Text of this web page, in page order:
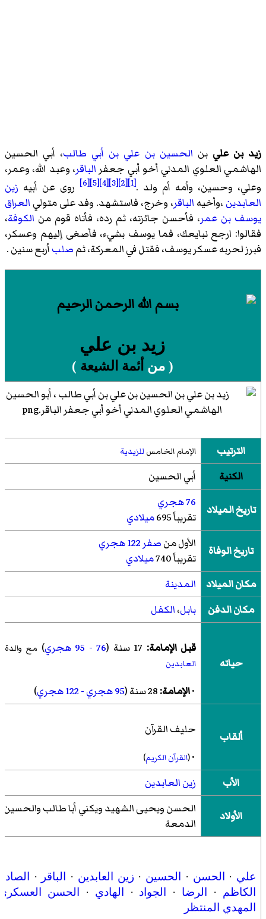
زيد بن علي بن الحسين بن علي بن أبي طالب، أبي الحسين
الهاشمي العلوي المدني أخو أبي جعفر الباقر، وعبد الله، وعمر،
وعلي، وحسين، وأمه أم ولد .[1]
[2]
[3]
[4]
[5]
[6] روى عن أبيه زين
العابدين ،وأخيه الباقر، وخرج، فاستشهد. وفد على متولي العراق
يوسف بن عمر، فأحسن جائزته، ثم رده، فأتاه قوم من الكوفة،
فقالوا: ارجع نبايعك، فما يوسف بشيء، فأصغى إليهم وعسكر،
فبرز لحربه عسكر يوسف، فقتل في المعركة، ثمصلبأربع سنين .
زيد بن علي
( من أئمة الشيعة )
الترتيب الإمام الخامس للزيدية
الكنية أبي الحسين
تاريخ الميلاد
76 هجري
تقريباً 695
ميلادي
تاريخ الوفاة الأول منصفر 122 هجري
تقريباً 740
ميلادي
مكان الميلاد
المدينة
مكان الدفن
بابل،الكفل
حياته
قبل الإمامة: 76 - 95 هجري ) مع والدة
العابدين
·الإمامة: 95 هجري - 122 هجري )
ألقاب
حليف القرآن
·
(القرآن الكريم)
الأب زين العابدين
الأولاد
الحسن ويحيى الشهيد ويكني أبا طالب والحسين
الدمعة
علي · الحسن · الحسين · زين العابدين · الباقر ·
الكاظم · الرضا · الجواد · الهادي ·
الحسن
المهدي المنتظر